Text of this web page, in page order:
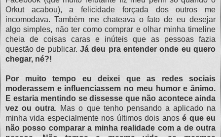
Orkut acabou), a felicidade forçada dos outros me
incomodava. Também me chateava o fato de eu desejar
algo simples, não ter como comprar e olhar minha timeline
cheia de coisas caras e inúteis que as pessoas fazia
questão de publicar. Já deu pra entender onde eu quero
chegar, né?!
Por muito tempo eu deixei que as redes sociais
moderassem e influenciassem no meu humor e ânimo.
E estaria mentindo se dissesse que não acontece ainda
vez ou outra. Mas o que tenho pensando a aplicado na
minha vida especialmente nos últimos dois anosé que eu
não posso comparar a minha realidade com a de outra